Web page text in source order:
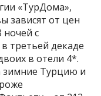
«ТурДома»,
зависят от цен
ночей с
третьей декаде
в отели 4*.
зимние Турцию и